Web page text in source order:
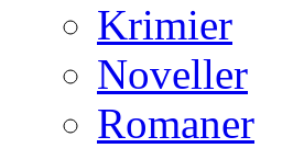
Krimier
Noveller
Romaner